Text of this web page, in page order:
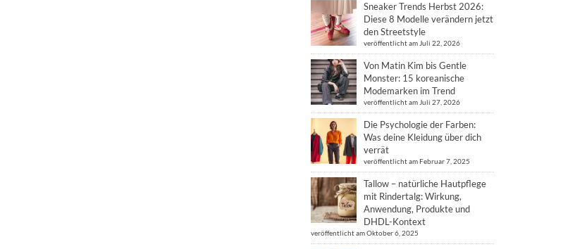
Sneaker Trends Herbst 2026:
Diese 8 Modelle verändern jetzt
den Streetstyle
veröffentlicht am Juli 22, 2026
Von Matin Kim bis Gentle
Monster: 15 koreanische
Modemarken im Trend
veröffentlicht am Juli 27, 2026
Die Psychologie der Farben:
Was deine Kleidung über dich
verrät
veröffentlicht am Februar 7, 2025
Tallow – natürliche Hautpflege
mit Rindertalg: Wirkung,
Anwendung, Produkte und
DHDL-Kontext
veröffentlicht am Oktober 6, 2025